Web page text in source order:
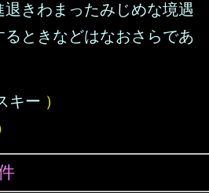
退きわまったみじめな境遇
るときなどはなおさらであ
キー ）